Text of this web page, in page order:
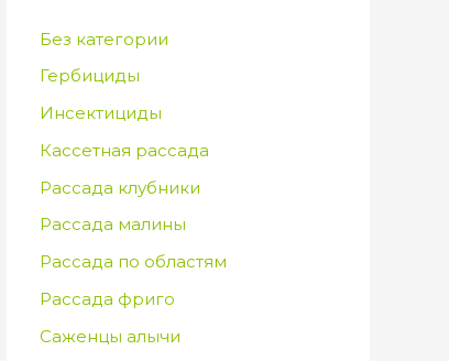
Без категории
Гербициды
Инсектициды
Кассетная рассада
Рассада клубники
Рассада малины
Рассада по областям
Рассада фриго
Саженцы алычи